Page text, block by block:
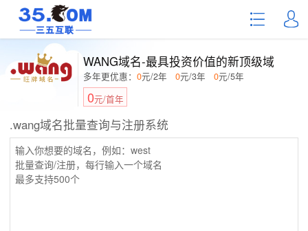
WANG域名-最具投资价值的新顶级域
多年更优惠：0元/2年0元/3年0元/5年
0元/首年
.wang域名批量查询与注册系统